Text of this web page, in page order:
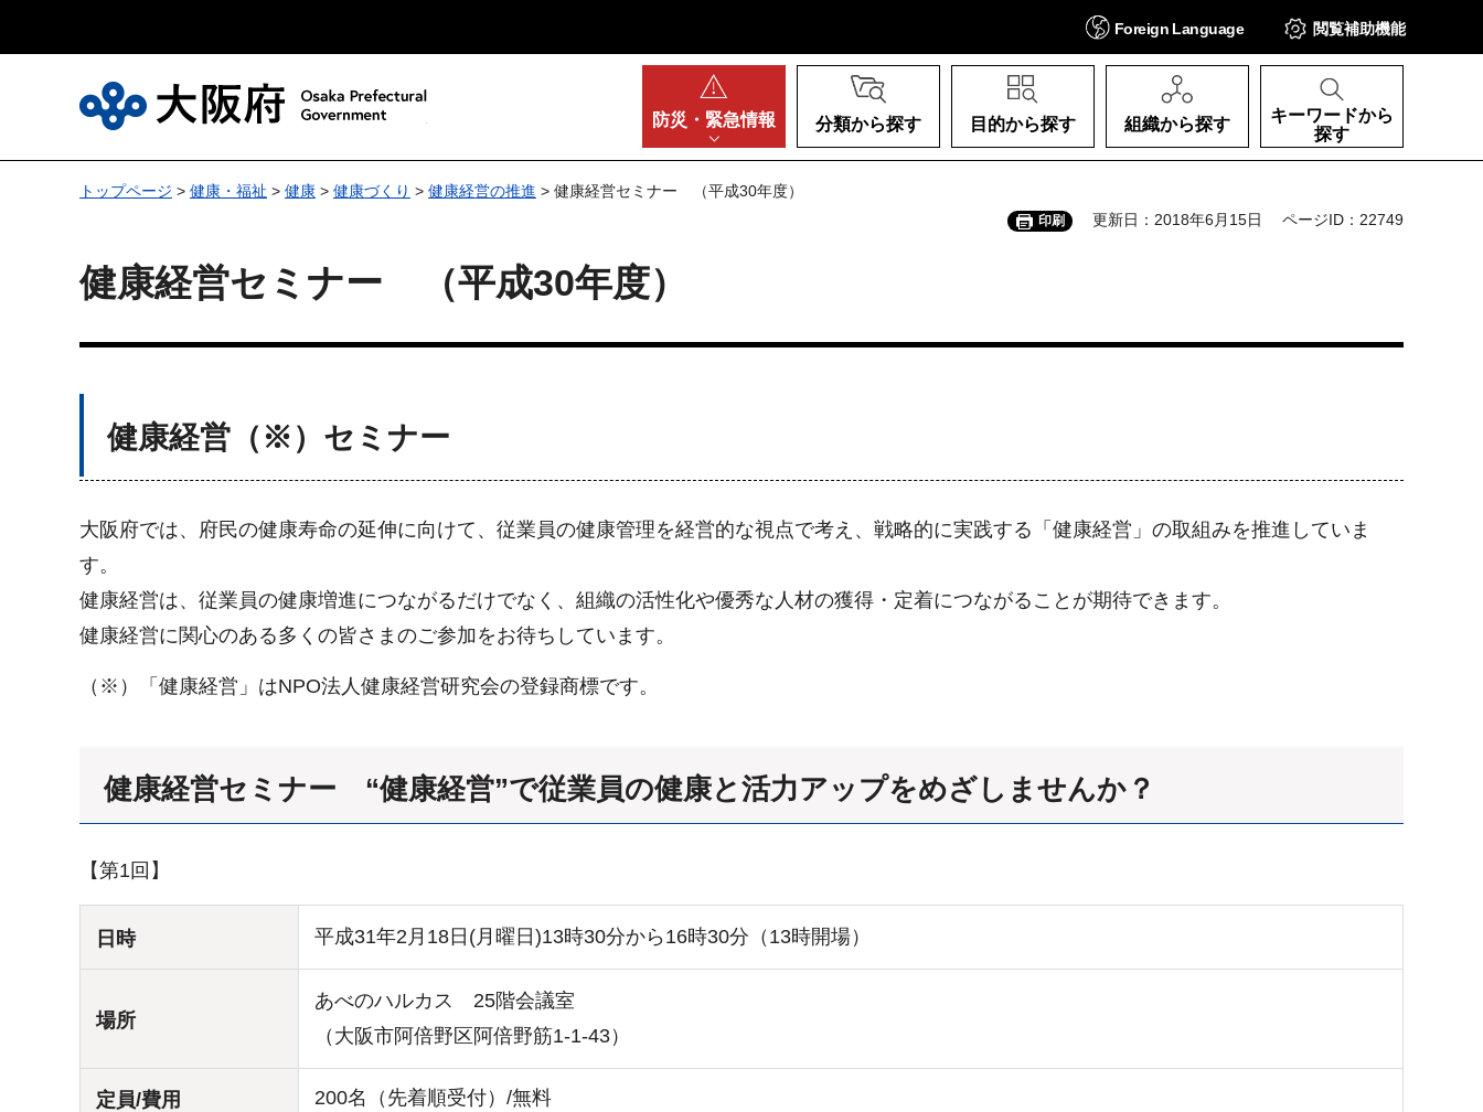
Foreign Language 閲覧補助機能
防災・ 緊急情報 分類から探す 目的から探す 組織から探す
キーワードから
探す
トップページ > 健康・福祉 > 健康 > 健康づくり > 健康経営の推進 > 健康経営セミナー （平成30年度）
印刷 更新日：2018年6月15日 ページID：22749
健康経営セミナー （平成30年度）
健康経営 （※）セミナー
大阪府では、府民の健康寿命の延伸に向けて、従業員の健康管理を経営的な視点で考え、戦略的に実践する「健康経営」の取組みを推進していま
す。
健康経営は、従業員の健康増進につながるだけでなく、組織の活性化や優秀な人材の獲得・定着につながることが期待できます。
健康経営に関心のある多くの皆さまのご参加をお待ちしています。
（※）「健康経営」はNPO法人健康経営研究会の登録商標です。
健康経営セミナー “健康経営”で従業員の健康と活力アップをめざしませんか？
【第1回】
日時 平成31年2月18日(月曜日)13時30分から16時30分（13時開場）
場所
あべのハルカス 25階会議室
（大阪市阿倍野区阿倍野筋1-1-43）
定員/費用 200名（先着順受付）/無料